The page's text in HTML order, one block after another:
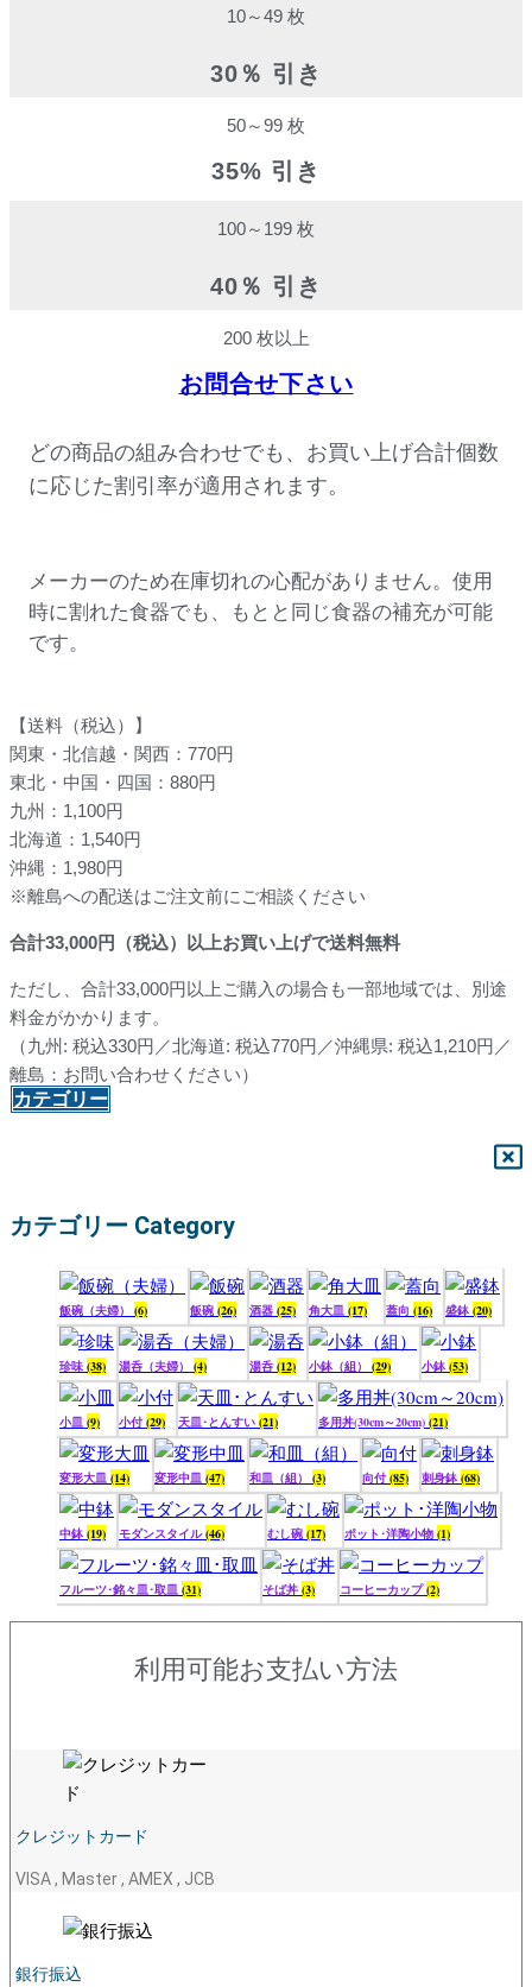
10～49 枚
30％ 引き
50～99 枚
35% 引き
100～199 枚
40％ 引き
200 枚以上
お問合せ下さい
どの商品の組み合わせでも、お買い上げ合計個数
に応じた割引率が適用されます。
メーカーのため在庫切れの心配がありません。使用
時に割れた食器でも、もとと同じ食器の補充が可能
です。
【送料（税込）】
関東・北信越・関西：770円
東北・中国・四国：880円
九州：1,100円
北海道：1,540円
沖縄：1,980円
※離島への配送はご注文前にご相談ください
合計33,000円（税込）以上お買い上げで送料無料
ただし、合計33,000円以上ご購入の場合も一部地域では、別途
料金がかかります。
（九州: 税込330円／北海道: 税込770円／沖縄県: 税込1,210円／
離島：お問い合わせください）
カテゴリー
カテゴリー Category
飯碗（夫婦） (6) 飯碗 (26) 酒器 (25) 角大皿 (17) 蓋向 (16) 盛鉢 (20)
珍味 (38) 湯呑（夫婦） (4) 湯呑 (12) 小鉢（組） (29) 小鉢 (53)
小皿 (9) 小付 (29) 天皿･とんすい (21) 多用丼(30cm～20cm) (21)
変形大皿 (14) 変形中皿 (47) 和皿（組） (3) 向付 (85) 刺身鉢 (68)
中鉢 (19) モダンスタイル(46) むし碗 (17) ポット･洋陶小物 (1)
フルーツ･銘々皿･取皿 (31) そば丼 (3) コーヒーカップ(2)
利用可能お支払い方法
クレジットカード
VISA , Master , AMEX , JCB
銀行振込